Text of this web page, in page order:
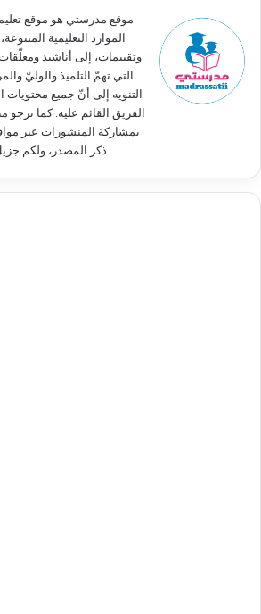
موقع مدرستي هو موقع
الموارد التعليمية
وتقييمات، إلى أناشيد
التي تهمّ التلميذ والوليّ
التنويه إلى أنّ جميع
الفريق القائم عليه. كما نرجو
بمشاركة المنشورات عبر
ذكر المصدر، ولكم